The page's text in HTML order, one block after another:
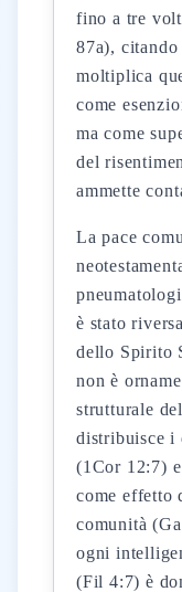
fino a tre
87a),
moltiplica
come
ma come
del
ammette
La pace
è stato
dello Spirito
non è
strutturale
distribuisce i
(1Cor 12:7)
come effetto
comunità
ogni
(Fil 4:7) è